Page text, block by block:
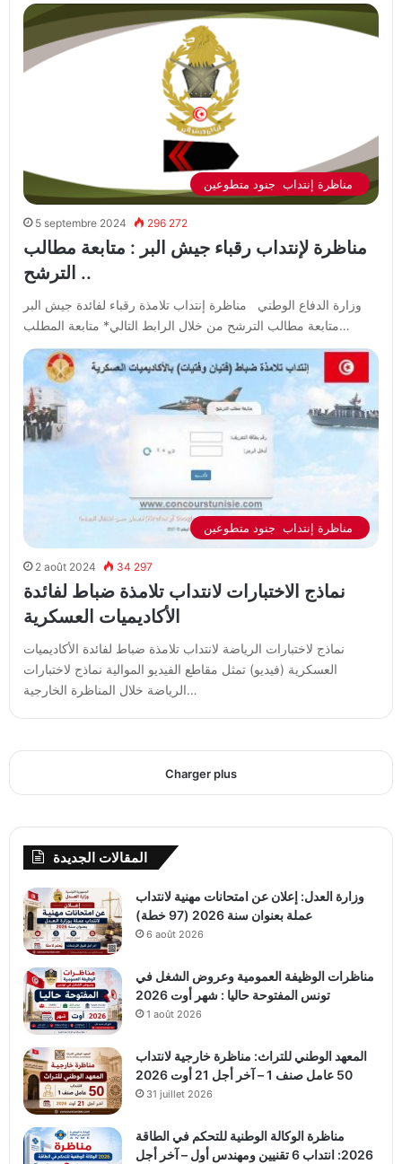
5 septembre 2024 296 272
مناظرة لإنتداب رقباء جيش البر : متابعة مطالب
الترشح ..
وزارة الدفاع الوطني مناظرة إنتداب تلامذة رقباء لفائدة جيش البر
متابعة مطالب الترشح من خلال الرابط التالي* متابعة المطلب…
2 août 2024 34 297
نماذج الاختبارات لانتداب تلامذة ضباط لفائدة
الأكاديميات العسكرية
نماذج لاختبارات الرياضة لانتداب تلامذة ضباط لفائدة الأكاديميات
العسكرية (فيديو) تمثل مقاطع الفيديو الموالية نماذج لاختبارات
الرياضة خلال المناظرة الخارجية…
Charger plus
المقالات الجديدة
وزارة العدل: إعلان عن امتحانات مهنية لانتداب
عملة بعنوان سنة 2026 (97 خطة)
6 août 2026
مناظرات الوظيفة العمومية وعروض الشغل في
تونس المفتوحة حاليا : شهر أوت 2026
1 août 2026
المعهد الوطني للتراث: مناظرة خارجية لانتداب
50 عامل صنف 1 – آخر أجل 21 أوت 2026
31 juillet 2026
مناظرة الوكالة الوطنية للتحكم في الطاقة
2026: انتداب 6 تقنيين ومهندس أول – آخر أجل